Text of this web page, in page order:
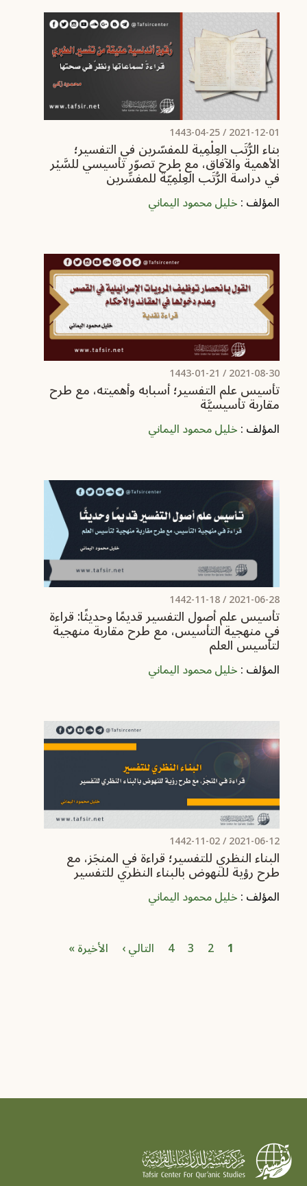
2021-12-01
/ 1443-04-25
‏بناء الرُّتَب العِلْمِية للمفسّرين في التفسير؛
الأهمية والآفاق، مع طرح تصوّر تأسيسي للسَّيْر
في دراسة الرُّتَب العِلْمِيّة للمفسِّرين
المؤلف :خليل محمود اليماني
2021-08-30
/ 1443-01-21
تأسيس علم التفسير؛ أسبابه وأهميته، مع طرح
مقاربة تأسيسيَّة
المؤلف :خليل محمود اليماني
2021-06-28
/ 1442-11-18
تأسيس علم أصول التفسير قديمًا وحديثًا: قراءة
في منهجية التأسيس، مع طرح مقاربة منهجية
لتأسيس العلم
المؤلف :خليل محمود اليماني
2021-06-12
/ 1442-11-02
البناء النظري للتفسير؛ قراءة في المنجَز، مع
طرح رؤية للنهوض بالبناء النظري للتفسير
المؤلف :خليل محمود اليماني
Paginationالصفحة الحاليّة
1 الصفحة
2 الصفحة
3 الصفحة
4
Next page
التالي › Last page
الأخيرة »